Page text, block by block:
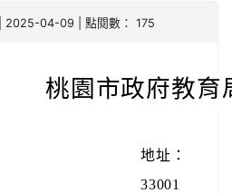
| 2025-04-09 | 點閱數： 175
桃園市政府教育
地址：
33001